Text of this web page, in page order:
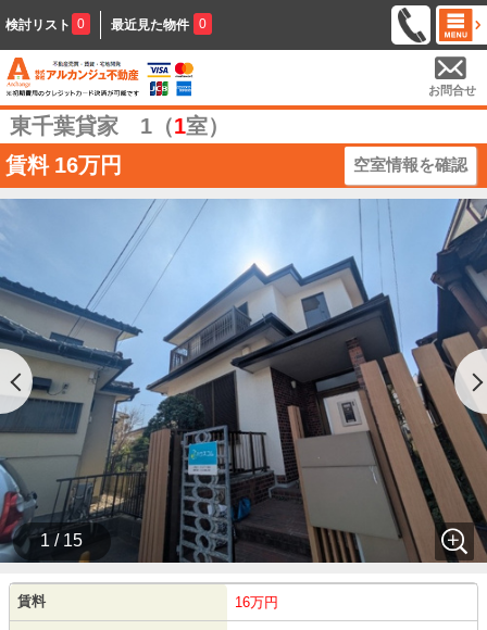
検討リスト 0 最近見た物件 0
お問合せ
東千葉貸家 1（1室）
賃料 16万円 空室情報を確認
1 / 15
賃料 16万円